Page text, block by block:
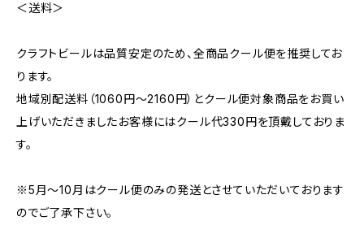
＜送料＞
クラフトビールは品質安定のため、全商品クール便を推奨してお
ります。
地域別配送料（1060円～2160円）とクール便対象商品をお買い
上げいただきましたお客様にはクール代330円を頂戴しておりま
す。
※5月～10月はクール便のみの発送とさせていただいております
のでご了承下さい。